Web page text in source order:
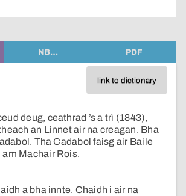
NB… PDF
link to dictionary
deug, ceathrad ’s a trì (1843),
an Linnet air na creagan. Bha
Tha Cadabol faisg air Baile
am Machair Rois.
a bha innte. Chaidh i air na